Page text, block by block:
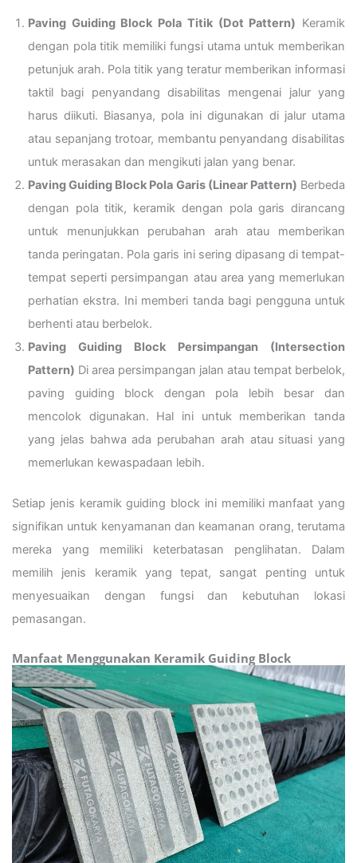
Paving Guiding Block Pola Titik (Dot Pattern) Keramik
dengan pola titik memiliki fungsi utama untuk memberikan
petunjuk arah. Pola titik yang teratur memberikan informasi
taktil bagi penyandang disabilitas mengenai jalur yang
harus diikuti. Biasanya, pola ini digunakan di jalur utama
atau sepanjang trotoar, membantu penyandang disabilitas
untuk merasakan dan mengikuti jalan yang benar.
Paving Guiding Block Pola Garis (Linear Pattern) Berbeda
dengan pola titik, keramik dengan pola garis dirancang
untuk menunjukkan perubahan arah atau memberikan
tanda peringatan. Pola garis ini sering dipasang di tempat-
tempat seperti persimpangan atau area yang memerlukan
perhatian ekstra. Ini memberi tanda bagi pengguna untuk
berhenti atau berbelok.
Paving Guiding Block Persimpangan (Intersection
Pattern) Di area persimpangan jalan atau tempat berbelok,
paving guiding block dengan pola lebih besar dan
mencolok digunakan. Hal ini untuk memberikan tanda
yang jelas bahwa ada perubahan arah atau situasi yang
memerlukan kewaspadaan lebih.
Setiap jenis keramik guiding block ini memiliki manfaat yang
signifikan untuk kenyamanan dan keamanan orang, terutama
mereka yang memiliki keterbatasan penglihatan. Dalam
memilih jenis keramik yang tepat, sangat penting untuk
menyesuaikan dengan fungsi dan kebutuhan lokasi
pemasangan.
Manfaat Menggunakan Keramik Guiding Block